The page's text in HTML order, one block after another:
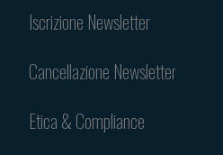
Iscrizione Newsletter
Cancellazione Newsletter
Etica & Compliance